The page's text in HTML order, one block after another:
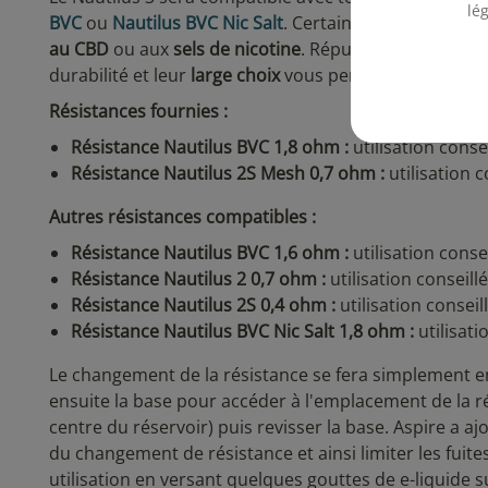
BVC ou Nautilus BVC Nic Salt. Certaines (comme la
au CBD ou aux sels de nicotine. Réputées, ces
durabilité et leur large choixvous permettra de
Résistances fournies :
Résistance Nautilus BVC 1,8 ohm : utilisation
Résistance Nautilus 2S Mesh 0,7 ohm : utilisation
Autres résistances compatibles :
Résistance Nautilus BVC 1,6 ohm : utilisation
Résistance Nautilus 2 0,7 ohm : utilisation
Résistance Nautilus 2S 0,4 ohm : utilisation
Résistance Nautilus BVC Nic Salt 1,8 ohm :
Le changement de la résistance se fera simplement
ensuite la base pour accéder à l'emplacement de la
centre du réservoir) puis revisser la base. Aspire a
du changement de résistance et ainsi limiter les
utilisation en versant quelques gouttes de e-liquide